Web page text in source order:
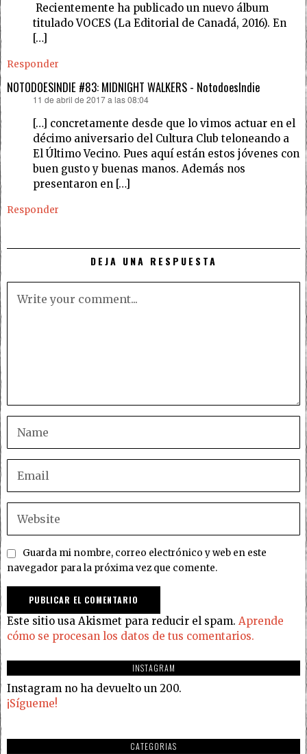
Recientemente ha publicado un nuevo álbum
titulado VOCES (La Editorial de Canadá, 2016). En
[…]
Responder
NOTODOESINDIE #83: MIDNIGHT WALKERS - NotodoesIndie
11 de abril de 2017 a las 08:04
[…] concretamente desde que lo vimos actuar en el
décimo aniversario del Cultura Club teloneando a
El Último Vecino. Pues aquí están estos jóvenes con
buen gusto y buenas manos. Además nos
presentaron en […]
Responder
DEJA UNA RESPUESTA
Guarda mi nombre, correo electrónico y web en este
navegador para la próxima vez que comente.
Este sitio usa Akismet para reducir el spam. Aprende
cómo se procesan los datos de tus comentarios.
INSTAGRAM
Instagram no ha devuelto un 200.
¡Sígueme!
CATEGORIAS